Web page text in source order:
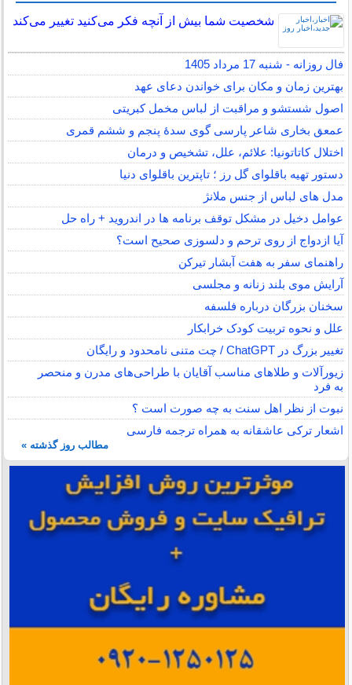
شخصیت شما بیش از آنچه فکر می‌کنید تغییر می‌کند
فال روزانه - شنبه 17 مرداد 1405
بهترین زمان و مکان برای خواندن دعای عهد
اصول شستشو و مراقبت از لباس مخمل کبریتی
عمعق بخاری شاعر پارسی گوی سدهٔ پنجم و ششم قمری
اختلال کاتاتونیا: علائم، علل، تشخیص و درمان
دستور تهیه باقلوای گل رز ؛ تاپترین باقلوای دنیا
مدل های لباس از جنس ملانژ
عوامل دخیل در مشکل توقف برنامه ها در اندروید + راه حل
آیا ازدواج از روی ترحم و دلسوزی صحیح است؟
راهنمای سفر به هفت آبشار تیرکن
آرایش موی بلند زنانه و مجلسی
سخنان بزرگان درباره فلسفه
علل و نحوه تربیت کودک خرابکار
تغییر بزرگ در ChatGPT / چت متنی نامحدود و رایگان
زیورآلات و طلاهای مناسب آقایان با طراحی‌های مدرن و منحصر
به فرد
نبوت از نظر اهل سنت به چه صورت است ؟
اشعار ترکی عاشقانه به همراه ترجمه فارسی
مطالب روز گذشته »